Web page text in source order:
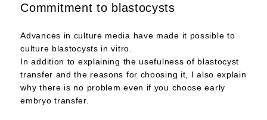
Commitment to blastocysts
Advances in culture media have made it possible to
culture blastocysts in vitro.
In addition to explaining the usefulness of blastocyst
transfer and the reasons for choosing it, I also explain
why there is no problem even if you choose early
embryo transfer.